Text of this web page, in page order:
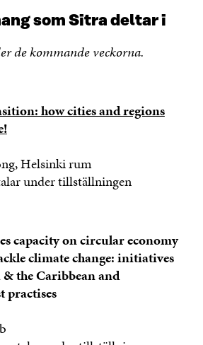
som Sitra deltar i
de kommande veckorna.
how cities and regions
Helsinki rum
under tillställningen
capacity on circular economy
climate change: initiatives
the Caribbean and
practises